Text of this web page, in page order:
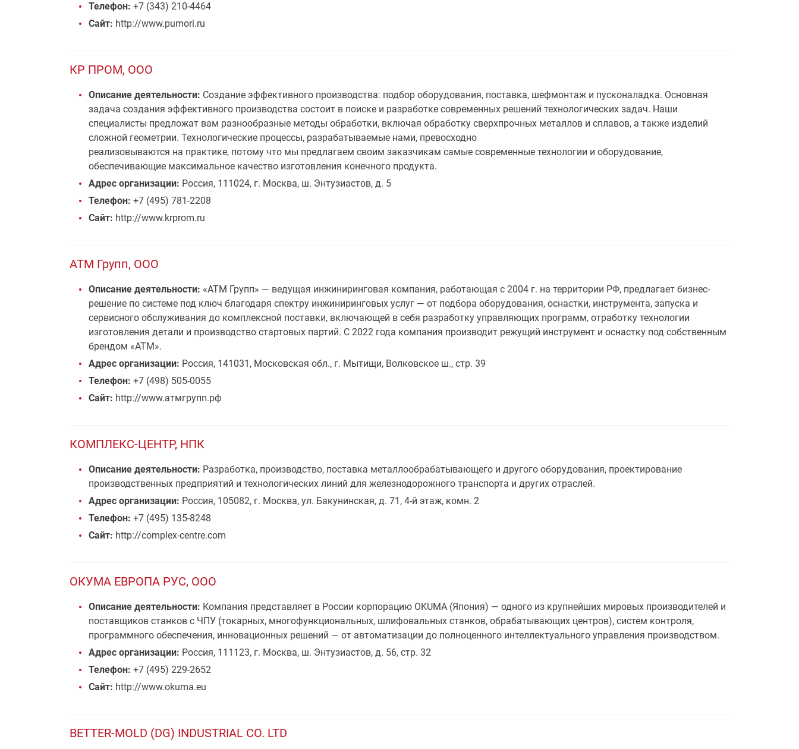
Телефон: +7 (343) 210-4464
Сайт: http://www.pumori.ru
КР ПРОМ, ООО
Описание деятельности: Создание эффективного производства: подбор оборудования, поставка, шефмонтаж и пусконаладка. Основная
задача создания эффективного производства состоит в поиске и разработке современных решений технологических задач. Наши
специалисты предложат вам разнообразные методы обработки, включая обработку сверхпрочных металлов и сплавов, а также изделий
сложной геометрии. Технологические процессы, разрабатываемые нами, превосходно
реализовываются на практике, потому что мы предлагаем своим заказчикам самые современные технологии и оборудование,
обеспечивающие максимальное качество изготовления конечного продукта.
Адрес организации: Россия, 111024, г. Москва, ш. Энтузиастов, д. 5
Телефон: +7 (495) 781-2208
Сайт: http://www.krprom.ru
АТМ Групп, ООО
Описание деятельности: «АТМ Групп» — ведущая инжиниринговая компания, работающая с 2004 г. на территории РФ, предлагает бизнес-
решение по системе под ключ благодаря спектру инжиниринговых услуг — от подбора оборудования, оснастки, инструмента, запуска и
сервисного обслуживания до комплексной поставки, включающей в себя разработку управляющих программ, отработку технологии
изготовления детали и производство стартовых партий. C 2022 года компания производит режущий инструмент и оснастку под собственным
брендом «АТМ».
Адрес организации: Россия, 141031, Московская обл., г. Мытищи, Волковское ш., стр. 39
Телефон: +7 (498) 505-0055
Сайт: http://www.атмгрупп.рф
КОМПЛЕКС-ЦЕНТР, НПК
Описание деятельности: Разработка, производство, поставка металлообрабатывающего и другого оборудования, проектирование
производственных предприятий и технологических линий для железнодорожного транспорта и других отраслей.
Адрес организации: Россия, 105082, г. Москва, ул. Бакунинская, д. 71, 4-й этаж, комн. 2
Телефон: +7 (495) 135-8248
Сайт: http://complex-centre.com
ОКУМА ЕВРОПА РУС, ООО
Описание деятельности: Компания представляет в России корпорацию OKUMA (Япония) — одного из крупнейших мировых производителей и
поставщиков станков с ЧПУ (токарных, многофункциональных, шлифовальных станков, обрабатывающих центров), систем контроля,
программного обеспечения, инновационных решений — от автоматизации до полноценного интеллектуального управления производством.
Адрес организации: Россия, 111123, г. Москва, ш. Энтузиастов, д. 56, стр. 32
Телефон: +7 (495) 229-2652
Сайт: http://www.okuma.eu
BETTER-MOLD (DG) INDUSTRIAL CO. LTD